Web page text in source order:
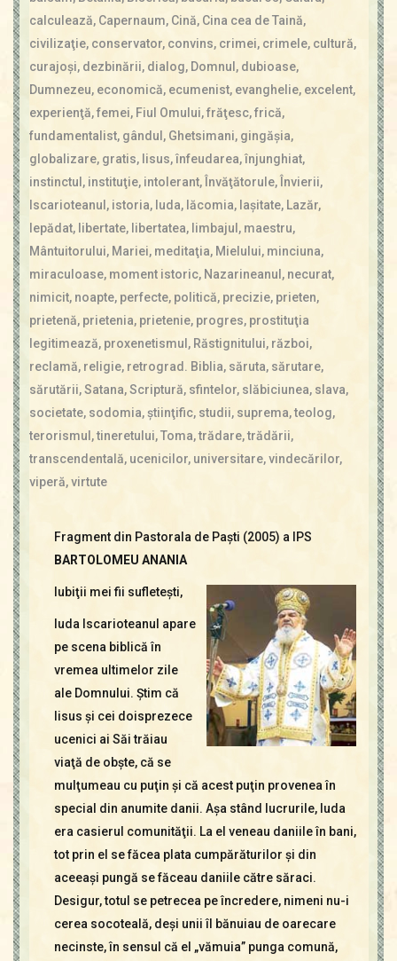
Icoane
Mărgăritare
Calendar
Contact
calculează, Capernaum, Cină, Cina cea de Taină,
civilizaţie, conservator, convins, crimei, crimele, cultură,
curajoşi, dezbinării, dialog, Domnul, dubioase,
Dumnezeu, economică, ecumenist, evanghelie, excelent,
experienţă,femei, Fiul Omului,frăţesc,frică,
fundamentalist, gândul, Ghetsimani, gingăşia,
globalizare, gratis, Iisus,înfeudarea,înjunghiat,
instinctul, instituţie, intolerant,Învăţătorule,Învierii,
Iscarioteanul, istoria, Iuda, lăcomia, laşitate, Lazăr,
lepădat, libertate, libertatea, limbajul, maestru,
Mântuitorului, Mariei, meditaţia, Mielului, minciuna,
miraculoase, moment istoric, Nazarineanul, necurat,
nimicit, noapte, perfecte, politică, precizie, prieten,
prietenă, prietenia, prietenie, progres, prostituţia
legitimează, proxenetismul, Răstignitului, război,
reclamă, religie, retrograd. Biblia, săruta, sărutare,
sărutării,Satana,Scriptură, sfintelor, slăbiciunea, slava,
societate, sodomia,ştiinţific, studii, suprema,teolog,
terorismul,tineretului,Toma,trădare,trădării,
transcendentală, ucenicilor, universitare,vindecărilor,
viperă,virtute
Fragment din Pastorala de Paşti (2005) a IPS
BARTOLOMEU ANANIA
Iubiţii mei fii sufleteşti,
Iuda Iscarioteanul apare
pe scena biblică în
vremea ultimelor zile
ale Domnului. Ştim că
Iisus şi cei doisprezece
ucenici ai Săi trăiau
viaţă de obşte, că se
mulţumeau cu puţin şi că acest puţin provenea în
special din anumite danii. Aşa stând lucrurile, Iuda
era casierul comunităţii. La el veneau daniile în bani,
tot prin el se făcea plata cumpărăturilor şi din
aceeaşi pungă se făceau daniile către săraci.
Desigur, totul se petrecea pe încredere, nimeni nu-i
cerea socoteală, deşi unii îl bănuiau de oarecare
necinste, în sensul că el „vămuia” punga comună,